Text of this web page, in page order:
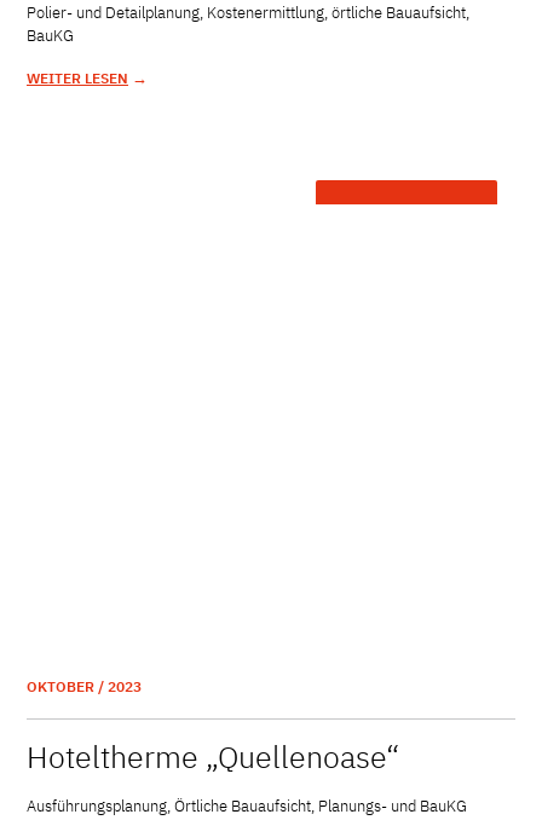
Polier- und Detailplanung, Kostenermittlung, örtliche Bauaufsicht,
BauKG
WEITER LESEN →
OKTOBER / 2023
Hoteltherme „Quellenoase“
Ausführungsplanung, Örtliche Bauaufsicht, Planungs- und BauKG